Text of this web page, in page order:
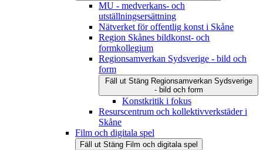
MU - medverkans- och
utställningsersättning
Nätverket för offentlig konst i Skåne
Region Skånes bildkonst- och
formkollegium
Regionsamverkan Sydsverige - bild och
form
Fäll ut Stäng Regionsamverkan Sydsverige
- bild och form
Konstkritik i fokus
Resurscentrum och kollektivverkstäder i
Skåne
Film och digitala spel
Fäll ut Stäng Film och digitala spel